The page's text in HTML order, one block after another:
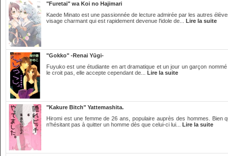
"Furetai" wa Koi no Hajimari
Kaede Minato est une passionnée de lecture admirée par les autres
visage charmant qui est rapidement devenue l'idole de... Lire la suite
"Gokko" -Renai Yūgi-
Fuyuko est une étudiante en art dramatique et un jour un garçon
le croit pas, elle accepte cependant de... Lire la suite
"Kakure Bitch" Yattemashita.
Hiromi est une femme de 26 ans, populaire auprès des hommes. Bien
n'hésitant pas à quitter un homme dès que celui-ci lui... Lire la suite